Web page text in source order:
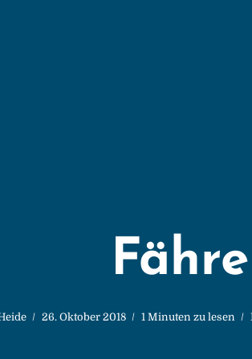
Fähre
26. Oktober 2018 1 Minuten zu lesen